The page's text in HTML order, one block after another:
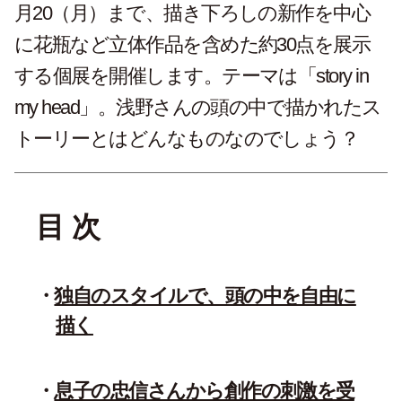
月20（月）まで、描き下ろしの新作を中心
に花瓶など立体作品を含めた約30点を展示
する個展を開催します。テーマは「story in
my head」。浅野さんの頭の中で描かれたス
トーリーとはどんなものなのでしょう？
目 次
独自のスタイルで、頭の中を自由に
描く
息子の忠信さんから創作の刺激を受